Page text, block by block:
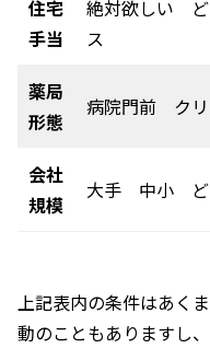
住宅
手当
絶対欲しい
ス
薬局
形態
病院門前 ク
会社
規模
大手 中小 ど
上記表内の条件はあく
動のこともありますし